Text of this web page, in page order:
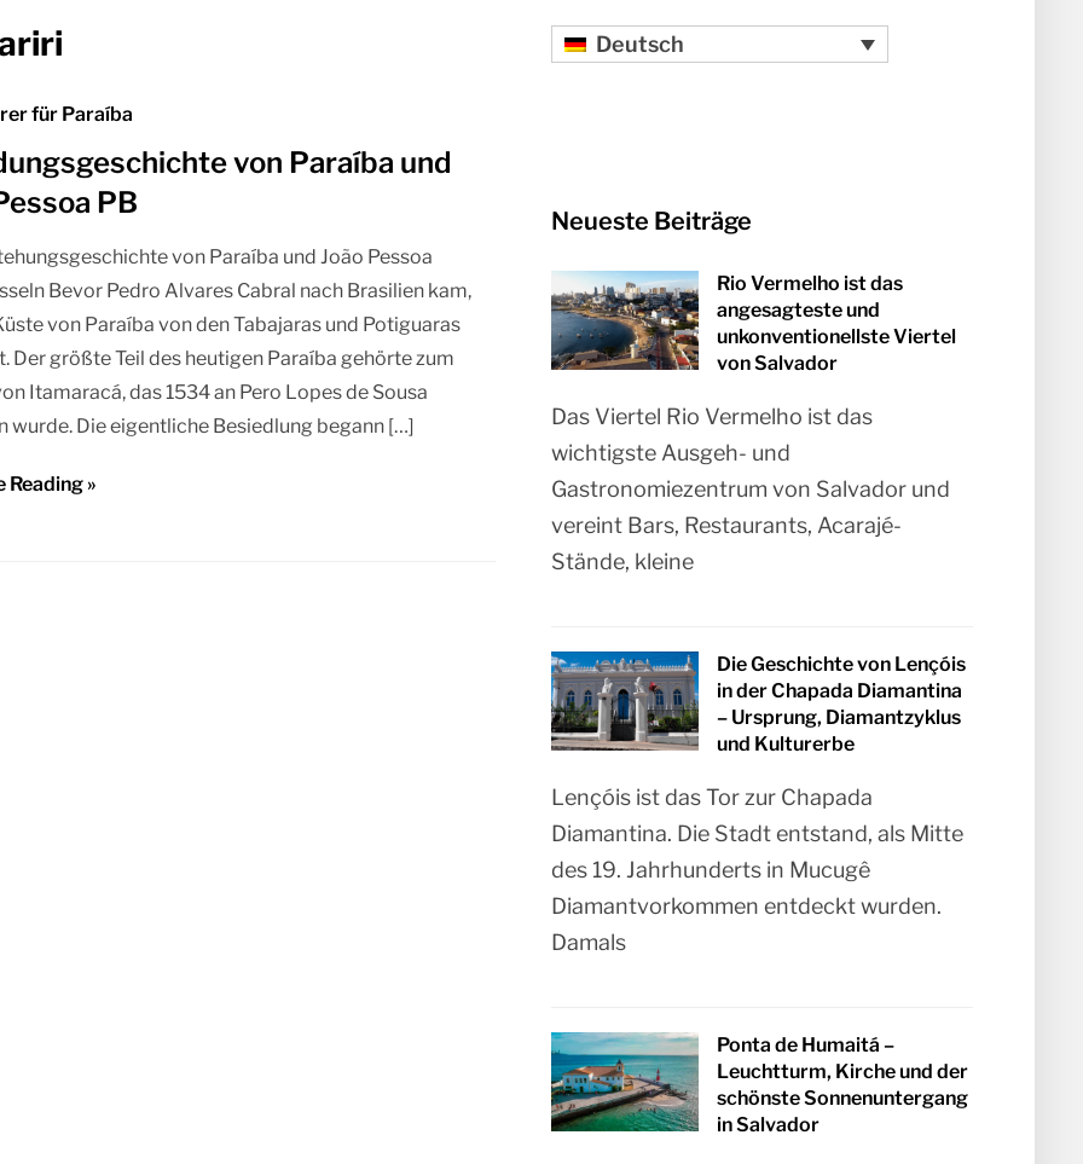
für Paraíba
von Paraíba und
PB
von Paraíba und João Pessoa
Bevor Pedro Alvares Cabral nach Brasilien kam,
von Paraíba von den Tabajaras und Potiguaras
Der größte Teil des heutigen Paraíba gehörte zum
Itamaracá, das 1534 an Pero Lopes de Sousa
wurde. Die eigentliche Besiedlung begann […]
Reading »
Deutsch
Neueste Beiträge
Rio Vermelho ist das
angesagteste und
unkonventionellste Viertel
von Salvador
Das Viertel Rio Vermelho ist das
wichtigste Ausgeh- und
Gastronomiezentrum von Salvador und
vereint Bars, Restaurants, Acarajé-
Stände, kleine
Die Geschichte von Lençóis
in der Chapada Diamantina
– Ursprung, Diamantzyklus
und Kulturerbe
Lençóis ist das Tor zur Chapada
Diamantina. Die Stadt entstand, als Mitte
des 19. Jahrhunderts in Mucugê
Diamantvorkommen entdeckt wurden.
Damals
Ponta de Humaitá –
Leuchtturm, Kirche und der
schönste Sonnenuntergang
in Salvador